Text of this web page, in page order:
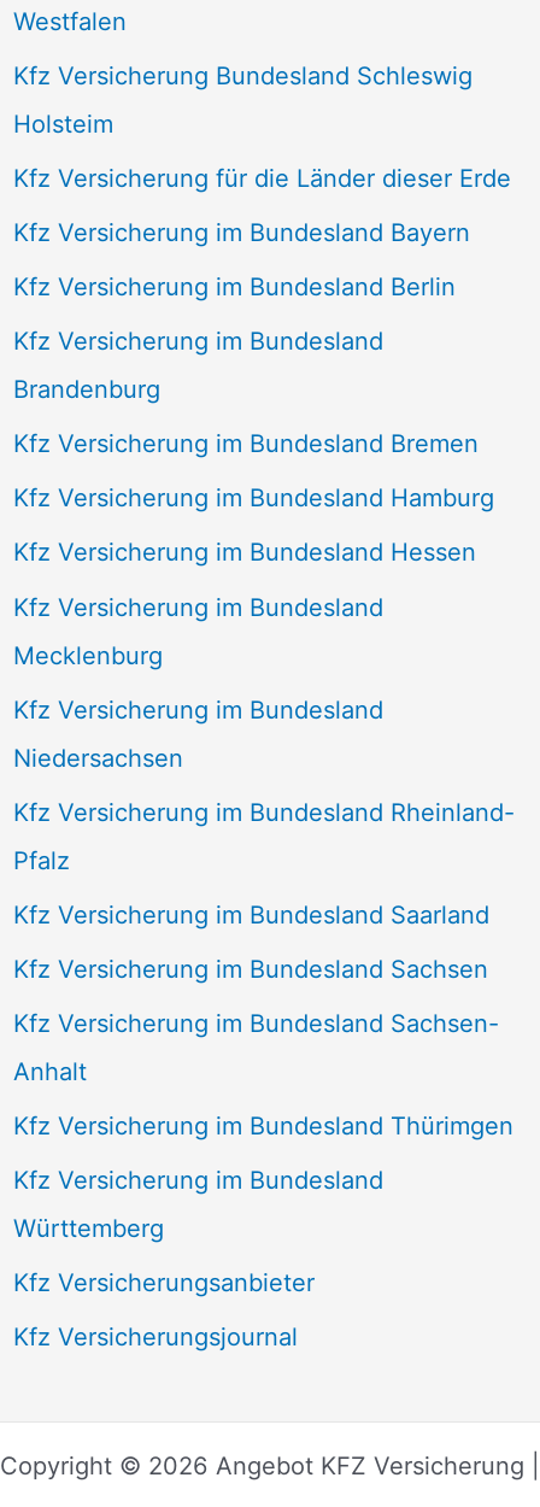
Westfalen
Kfz Versicherung Bundesland Schleswig
Holsteim
Kfz Versicherung für die Länder dieser Erde
Kfz Versicherung im Bundesland Bayern
Kfz Versicherung im Bundesland Berlin
Kfz Versicherung im Bundesland
Brandenburg
Kfz Versicherung im Bundesland Bremen
Kfz Versicherung im Bundesland Hamburg
Kfz Versicherung im Bundesland Hessen
Kfz Versicherung im Bundesland
Mecklenburg
Kfz Versicherung im Bundesland
Niedersachsen
Kfz Versicherung im Bundesland Rheinland-
Pfalz
Kfz Versicherung im Bundesland Saarland
Kfz Versicherung im Bundesland Sachsen
Kfz Versicherung im Bundesland Sachsen-
Anhalt
Kfz Versicherung im Bundesland Thürimgen
Kfz Versicherung im Bundesland
Württemberg
Kfz Versicherungsanbieter
Kfz Versicherungsjournal
Copyright © 2026 Angebot KFZ Versicherung |